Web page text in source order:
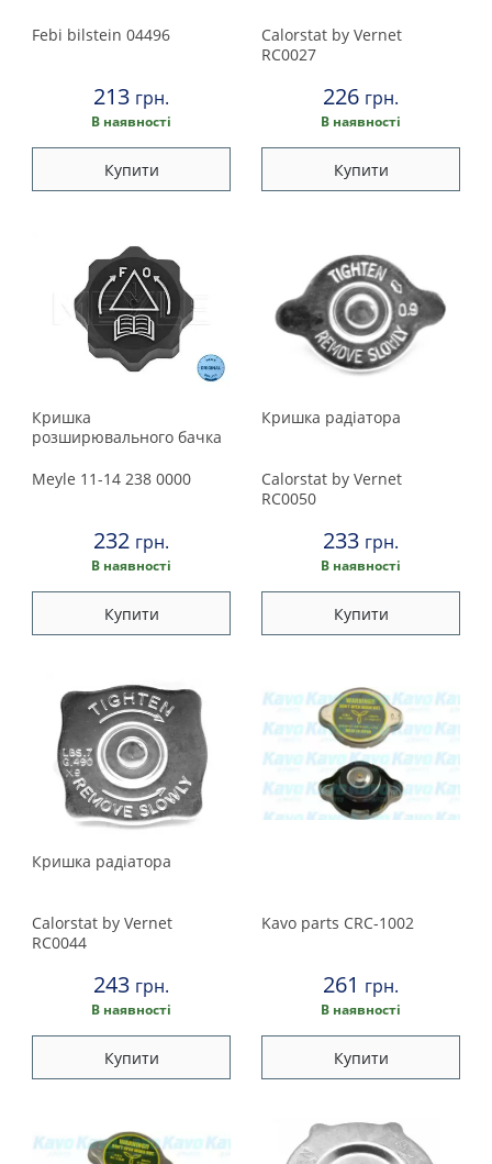
Febi bilstein 04496
213 грн.
В наявності
Купити
Calorstat by Vernet
RC0027
226 грн.
В наявності
Купити
Кришка
розширювального бачка
Meyle 11-14 238 0000
232 грн.
В наявності
Купити
Кришка радіатора
Calorstat by Vernet
RC0050
233 грн.
В наявності
Купити
Кришка радіатора
Calorstat by Vernet
RC0044
243 грн.
В наявності
Купити
Kavo parts CRC-1002
261 грн.
В наявності
Купити